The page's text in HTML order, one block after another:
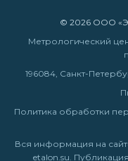
© 2026 ООО
Метрологический
196084, Санкт-
Политика обработки
Вся информация на
etalon.su.